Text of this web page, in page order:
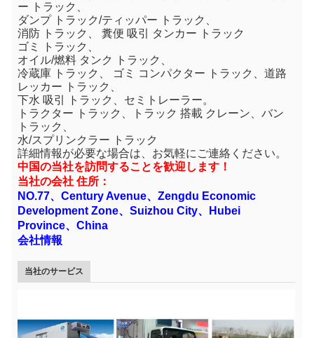
ー トラック、
ダンプ トラック/ティッパー トラック、
消防 トラック、 糞便 吸引 タンカー トラック
ゴミ トラック、
オイル/燃料 タンク トラック、
冷蔵庫 トラック、 ゴミ コンパクター トラック、道路
レッカー トラック、
下水 吸引 トラック、セミトレーラー。
トラクター トラック、トラック 搭載 クレーン、バン
トラック、
水/スプリンクラー トラック
詳細情報が必要な場合は、お気軽にご連絡ください。
中国の当社を訪問することを歓迎します！
当社の会社 住所：
NO.77、Century Avenue、Zengdu Economic
Development Zone、Suizhou City、Hubei
Province、China
会社情報
当社のサービス